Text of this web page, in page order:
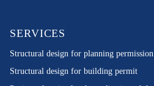
SERVICES
Structural design for planning permission
Structural design for building permit